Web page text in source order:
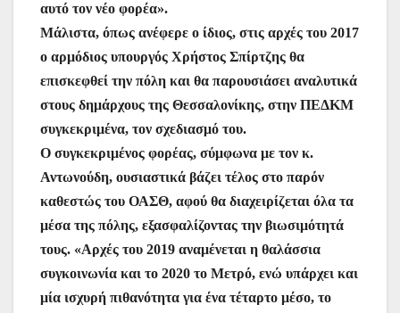
αυτό τον νέο φορέα».
Μάλιστα, όπως ανέφερε ο ίδιος, στις αρχές του 2017
ο αρμόδιος υπουργός Χρήστος Σπίρτζης θα
επισκεφθεί την πόλη και θα παρουσιάσει αναλυτικά
στους δημάρχους της Θεσσαλονίκης, στην ΠΕΔΚΜ
συγκεκριμένα, τον σχεδιασμό του.
Ο συγκεκριμένος φορέας, σύμφωνα με τον κ.
Αντωνούδη, ουσιαστικά βάζει τέλος στο παρόν
καθεστώς του ΟΑΣΘ, αφού θα διαχειρίζεται όλα τα
μέσα της πόλης, εξασφαλίζοντας την βιωσιμότητά
τους. «Αρχές του 2019 αναμένεται η θαλάσσια
συγκοινωνία και το 2020 το Μετρό, ενώ υπάρχει και
μία ισχυρή πιθανότητα για ένα τέταρτο μέσο, το